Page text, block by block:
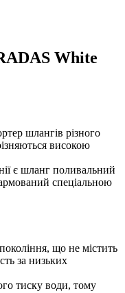
White
шлангів різного
високою
є шланг поливальний
спеціальною
що не містить
за низьких
тиску води, тому